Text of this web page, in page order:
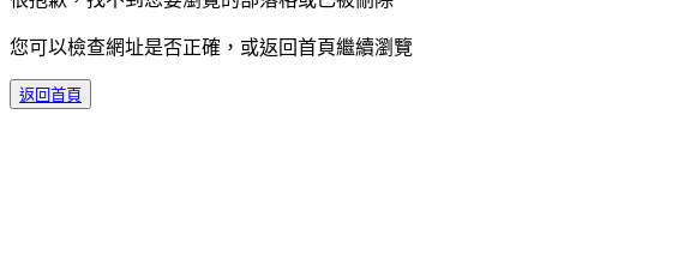
您可以檢查網址是否正確，或返回首頁繼續瀏覽
返回首頁